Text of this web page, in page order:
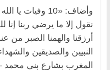
وأضاف: «10
نقول إلا ما يرضي ربنا إنا
أرزقنا والهمنا الصبر من
النبيين والصديقين
المغرب بشارع بنى محمد –